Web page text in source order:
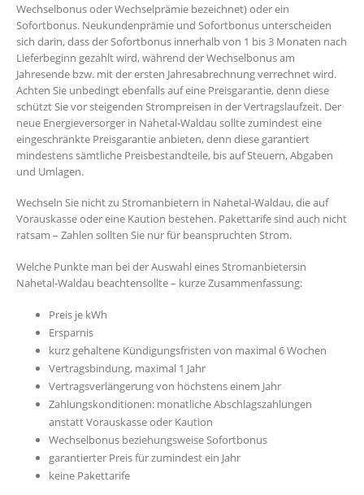
Wechselbonus oder Wechselprämie bezeichnet) oder ein
Sofortbonus. Neukundenprämie und Sofortbonus unterscheiden
sich darin, dass der Sofortbonus innerhalb von 1 bis 3 Monaten nach
Lieferbeginn gezahlt wird, während der Wechselbonus am
Jahresende bzw. mit der ersten Jahresabrechnung verrechnet wird.
Achten Sie unbedingt ebenfalls auf eine Preisgarantie, denn diese
schützt Sie vor steigenden Strompreisen in der Vertragslaufzeit. Der
neue Energieversorger in Nahetal-Waldau sollte zumindest eine
eingeschränkte Preisgarantie anbieten, denn diese garantiert
mindestens sämtliche Preisbestandteile, bis auf Steuern, Abgaben
und Umlagen.
Wechseln Sie nicht zu Stromanbietern in Nahetal-Waldau, die auf
Vorauskasse oder eine Kaution bestehen. Pakettarife sind auch nicht
ratsam – Zahlen sollten Sie nur für beanspruchten Strom.
Welche Punkte man bei der Auswahl eines Stromanbietersin
Nahetal-Waldau beachtensollte – kurze Zusammenfassung:
Preis je kWh
Ersparnis
kurz gehaltene Kündigungsfristen von maximal 6 Wochen
Vertragsbindung, maximal 1 Jahr
Vertragsverlängerung von höchstens einem Jahr
Zahlungskonditionen: monatliche Abschlagszahlungen
anstatt Vorauskasse oder Kaution
Wechselbonus beziehungsweise Sofortbonus
garantierter Preis für zumindest ein Jahr
keine Pakettarife